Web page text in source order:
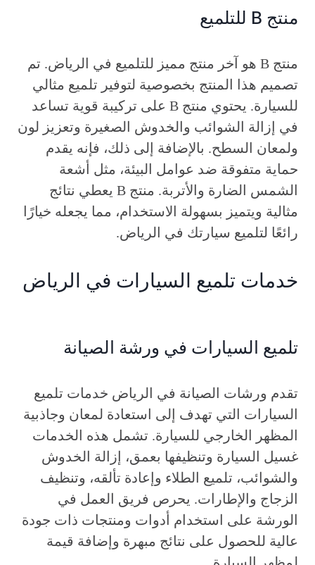
منتج B للتلميع
منتج B هو آخر منتج مميز للتلميع في الرياض. تم
تصميم هذا المنتج بخصوصية لتوفير تلميع مثالي
للسيارة. يحتوي منتج B على تركيبة قوية تساعد
في إزالة الشوائب والخدوش الصغيرة وتعزيز لون
ولمعان السطح. بالإضافة إلى ذلك، فإنه يقدم
حماية متفوقة ضد عوامل البيئة، مثل أشعة
الشمس الضارة والأتربة. منتج B يعطي نتائج
مثالية ويتميز بسهولة الاستخدام، مما يجعله خيارًا
رائعًا لتلميع سيارتك في الرياض.
خدمات تلميع السيارات في الرياض
تلميع السيارات في ورشة الصيانة
تقدم ورشات الصيانة في الرياض خدمات تلميع
السيارات التي تهدف إلى استعادة لمعان وجاذبية
المظهر الخارجي للسيارة. تشمل هذه الخدمات
غسيل السيارة وتنظيفها بعمق، إزالة الخدوش
والشوائب، تلميع الطلاء وإعادة تألقه، وتنظيف
الزجاج والإطارات. يحرص فريق العمل في
الورشة على استخدام أدوات ومنتجات ذات جودة
عالية للحصول على نتائج مبهرة وإضافة قيمة